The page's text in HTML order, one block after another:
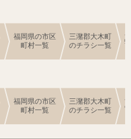
福岡県の市区
町村一覧
三潴郡大木町
のチラシ一覧
福岡県の市区
町村一覧
三潴郡大木町
のチラシ一覧